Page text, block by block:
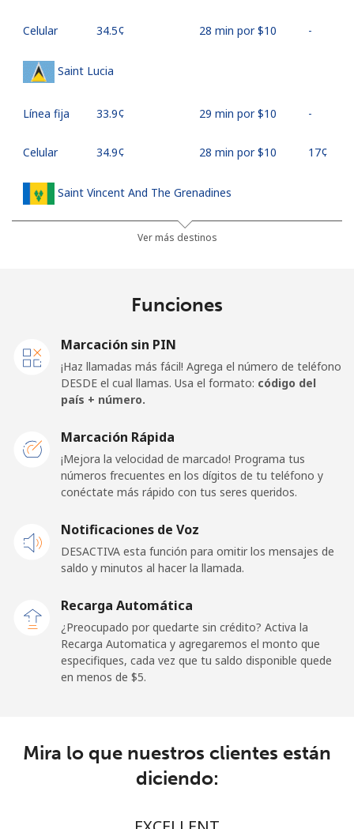
Celular ⁦34.5¢⁩ 28 min por ⁦$10⁩ -
Saint Lucia
Línea fija ⁦33.9¢⁩ 29 min por ⁦$10⁩ -
Celular ⁦34.9¢⁩ 28 min por ⁦$10⁩ ⁦17¢⁩
Saint Vincent And The Grenadines
32 min por ⁦$10⁩
Línea fija
⁦133.9¢⁩
San Marino
Línea fija ⁦24.5¢⁩ 40 min por ⁦$10⁩ -
Sao Tome And Principe
country
⁦214.9¢⁩
Saudi Arabia
21 min por ⁦$10⁩
Ver más destinos
Funciones
Marcación sin PIN
¡Haz llamadas más fácil! Agrega el número de teléfono
DESDE el cual llamas. Usa el formato: código del
país + número.
Marcación Rápida
¡Mejora la velocidad de marcado! Programa tus
números frecuentes en los dígitos de tu teléfono y
conéctate más rápido con tus seres queridos.
Notificaciones de Voz
DESACTIVA esta función para omitir los mensajes de
saldo y minutos al hacer la llamada.
Recarga Automática
¿Preocupado por quedarte sin crédito? Activa la
Recarga Automatica y agregaremos el monto que
especifiques, cada vez que tu saldo disponible quede
en menos de ⁦$5⁩.
Mira lo que nuestros clientes están
diciendo: